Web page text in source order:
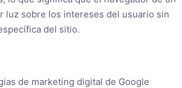
luz sobre los intereses del usuario sin
del sitio.
de marketing digital de Google